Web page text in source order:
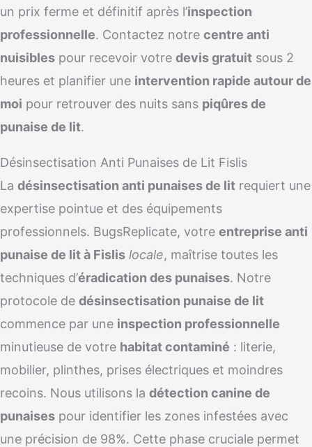
un prix ferme et définitif après l’inspection
professionnelle. Contactez notre centre anti
nuisibles pour recevoir votre devis gratuit sous 2
heures et planifier une intervention rapide autour de
moi pour retrouver des nuits sans piqûres de
punaise de lit.
Désinsectisation Anti Punaises de Lit Fislis
La désinsectisation anti punaises de lit requiert une
expertise pointue et des équipements
professionnels. BugsReplicate, votre entreprise anti
punaise de lit à Fislis locale, maîtrise toutes les
techniques d’éradication des punaises. Notre
protocole de désinsectisation punaise de lit
commence par une inspection professionnelle
minutieuse de votre habitat contaminé : literie,
mobilier, plinthes, prises électriques et moindres
recoins. Nous utilisons la détection canine de
punaises pour identifier les zones infestées avec
une précision de 98%. Cette phase cruciale permet